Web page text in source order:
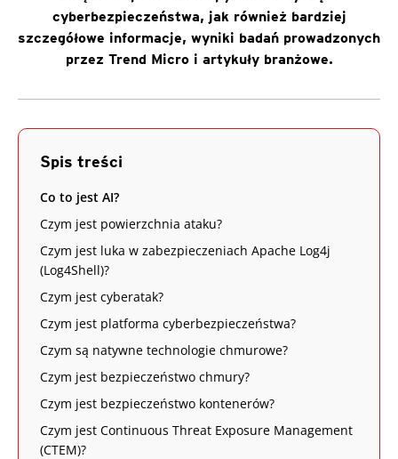
cyberbezpieczeństwa, jak również bardziej
szczegółowe informacje, wyniki badań prowadzonych
przez Trend Micro i artykuły branżowe.
Spis treści
Co to jest AI?
Czym jest powierzchnia ataku?
Czym jest luka w zabezpieczeniach Apache Log4j
(Log4Shell)?
Czym jest cyberatak?
Czym jest platforma cyberbezpieczeństwa?
Czym są natywne technologie chmurowe?
Czym jest bezpieczeństwo chmury?
Czym jest bezpieczeństwo kontenerów?
Czym jest Continuous Threat Exposure Management
(CTEM)?